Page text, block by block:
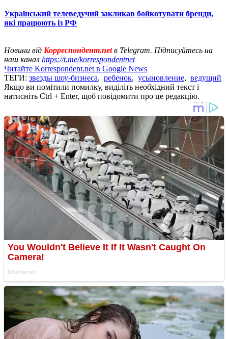
Український телеведучий закликав бойкотувати бренди,
які працюють із РФ
Новини від Корреспондент.netв Telegram. Підписуйтесь на
наш канал https://t.me/korrespondentnet
Читайте Korrespondent.net в Google News
ТЕГИ: звезды шоу-бизнеса, ребенок, усыновление, ведущий
Якщо ви помітили помилку, виділіть необхідний текст і
натисніть Ctrl + Enter, щоб повідомити про це редакцію.